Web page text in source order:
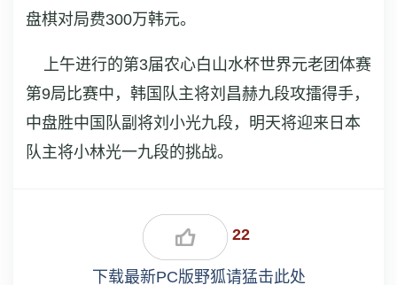
盘棋对局费300万韩元。
上午进行的第3届农心白山水杯世界元老团体赛
第9局比赛中，韩国队主将刘昌赫九段攻擂得手，
中盘胜中国队副将刘小光九段，明天将迎来日本
队主将小林光一九段的挑战。
22
下载最新PC版野狐请猛击此处